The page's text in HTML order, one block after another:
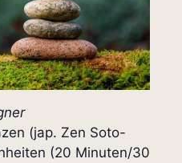
(jap. Zen Soto-
(20 Minuten/30